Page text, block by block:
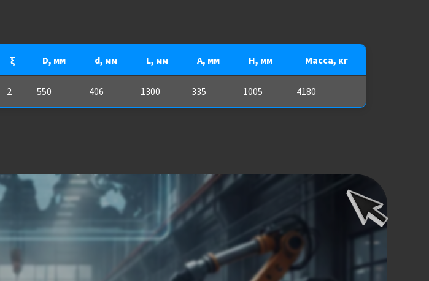
ξ D, мм d, мм L, мм A, мм H, мм Масса, кг
2 550 406 1300 335 1005 4180